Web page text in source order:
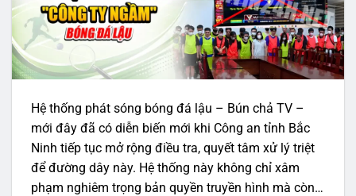
Hệ thống phát sóng bóng đá lậu – Bún chả TV –
mới đây đã có diễn biến mới khi Công an tỉnh Bắc
Ninh tiếp tục mở rộng điều tra, quyết tâm xử lý triệt
để đường dây này. Hệ thống này không chỉ xâm
phạm nghiêm trọng bản quyền truyền hình mà còn…